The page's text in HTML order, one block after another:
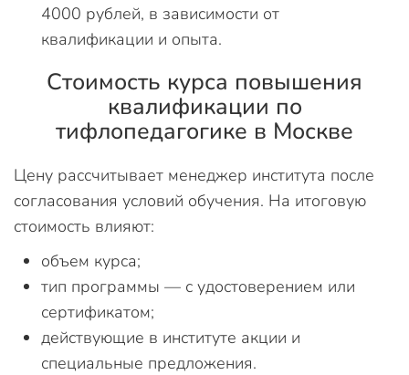
4000 рублей, в зависимости от
квалификации и опыта.
Стоимость курса повышения
квалификации по
тифлопедагогике в Москве
Цену рассчитывает менеджер института после
согласования условий обучения. На итоговую
стоимость влияют:
объем курса;
тип программы — с удостоверением или
сертификатом;
действующие в институте акции и
специальные предложения.